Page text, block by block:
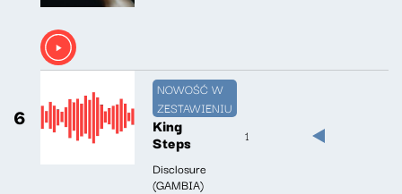
6
NOWOŚĆ W
ZESTAWIENIU
King
Steps
Disclosure
(GAMBIA)
1